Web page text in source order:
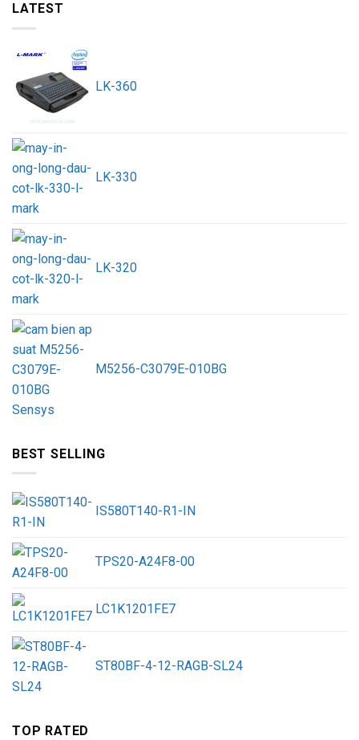
LATEST
LK-360
LK-330
LK-320
M5256-C3079E-010BG
BEST SELLING
IS580T140-R1-IN
TPS20-A24F8-00
LC1K1201FE7
ST80BF-4-12-RAGB-SL24
TOP RATED